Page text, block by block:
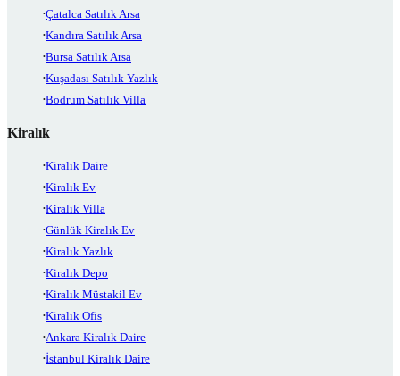
Çatalca Satılık Arsa
Kandıra Satılık Arsa
Bursa Satılık Arsa
Kuşadası Satılık Yazlık
Bodrum Satılık Villa
Kiralık
Kiralık Daire
Kiralık Ev
Kiralık Villa
Günlük Kiralık Ev
Kiralık Yazlık
Kiralık Depo
Kiralık Müstakil Ev
Kiralık Ofis
Ankara Kiralık Daire
İstanbul Kiralık Daire